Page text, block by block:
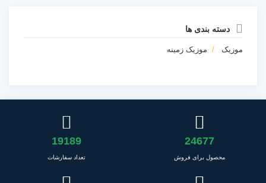
دسته بندی ها
موزیک موزیک زمینه
24677
محصول برای فروش
19189
تعداد سفارشات